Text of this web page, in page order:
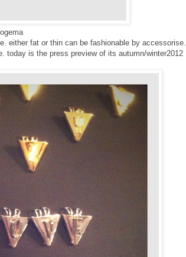
either fat or thin can be fashionable by accessorise.
today is the press preview of its autumn/winter2012